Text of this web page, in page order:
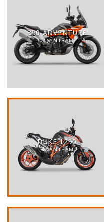
890 ADVENTURE
24 SẢN PHẨM
DUKE 1290
58 SẢN PHẨM